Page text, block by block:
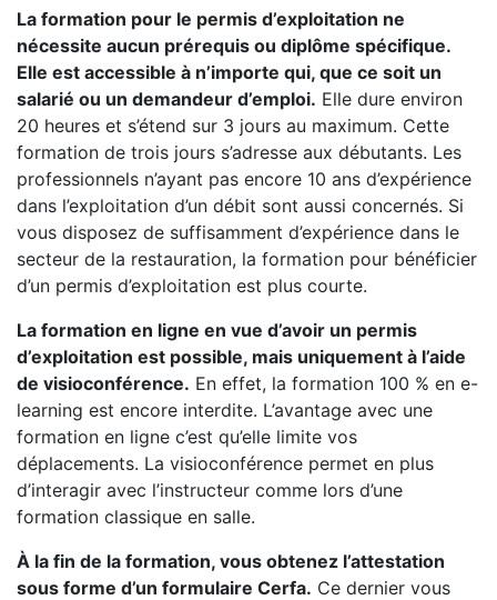
La formation pour le permis d’exploitation ne
nécessite aucun prérequis ou diplôme spécifique.
Elle est accessible à n’importe qui, que ce soit un
salarié ou un demandeur d’emploi. Elle dure environ
20 heures et s’étend sur 3 jours au maximum. Cette
formation de trois jours s’adresse aux débutants. Les
professionnels n’ayant pas encore 10 ans d’expérience
dans l’exploitation d’un débit sont aussi concernés. Si
vous disposez de suffisamment d’expérience dans le
secteur de la restauration, la formation pour bénéficier
d’un permis d’exploitation est plus courte.
La formation en ligne en vue d’avoir un permis
d’exploitation est possible, mais uniquement à l’aide
de visioconférence. En effet, la formation 100 % en e-
learning est encore interdite. L’avantage avec une
formation en ligne c’est qu’elle limite vos
déplacements. La visioconférence permet en plus
d’interagir avec l’instructeur comme lors d’une
formation classique en salle.
À la fin de la formation, vous obtenez l’attestation
sous forme d’un formulaire Cerfa. Ce dernier vous